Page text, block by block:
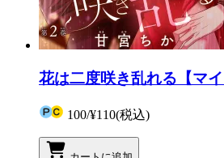
花は二度咲き乱れる【マ
100/¥110(税込)